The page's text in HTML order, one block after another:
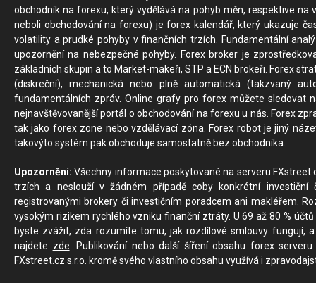
obchodník na forexu, který vydělává na pohyb měn, respektive
neboli obchodování na forexu) je forex kalendář, který ukazuje
volatility a prudké pohyby v finančních trzích. Fundamentální
upozornění na nebezpečné pohyby. Forex broker je
základních skupin a to Market-makeři, STP a ECN brokeři. Forex
(diskreční), mechanická nebo plně automatická (takzvaný
fundamentálních zpráv. Online grafy pro forex můžete sledovat
nejnavštěvovanější portál o obchodování na forexu u nás. Forex
tak jako forex zone nebo vzdělávací zóna. Forex robot je jiný
takovýto systém pak obchoduje samostatně bez obchodníka.
Upozornění: Všechny informace poskytované na serveru
trzích a neslouží v žádném případě coby konkrétní investiční
registrovanými brokery či investičním poradcem ani makléřem.
vysokým rizikem rychlého vzniku finanční ztráty. U 69 až 80 %
byste zvážit, zda rozumíte tomu, jak rozdílové smlouvy fungují,
najdete zde. Publikování nebo další šíření obsahu forex
FXstreet.cz s.r.o. kromě svého vlastního obsahu využívá i